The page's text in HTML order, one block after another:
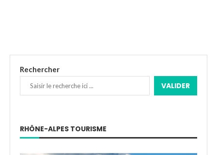
Rechercher
VALIDER
RHÔNE-ALPES TOURISME